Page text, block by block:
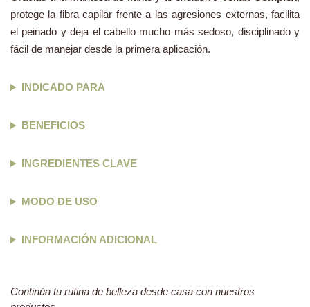
protege la fibra capilar frente a las agresiones externas, facilita
el peinado y deja el cabello mucho más sedoso, disciplinado y
fácil de manejar desde la primera aplicación.
INDICADO PARA
BENEFICIOS
INGREDIENTES CLAVE
MODO DE USO
INFORMACIÓN ADICIONAL
Continúa tu rutina de belleza desde casa con nuestros